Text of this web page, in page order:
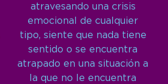
atravesando una crisis
emocional de cualquier
tipo, siente que nada tiene
sentido o se encuentra
atrapado en una situación a
la que no le encuentra